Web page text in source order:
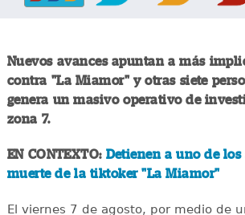
Nuevos avances apuntan a más
contra "La Miamor" y otras siete
genera un masivo operativo de
zona 7.
EN CONTEXTO: Detienen a uno de
muerte de la tiktoker "La Miamor"
El viernes 7 de agosto, por medio de